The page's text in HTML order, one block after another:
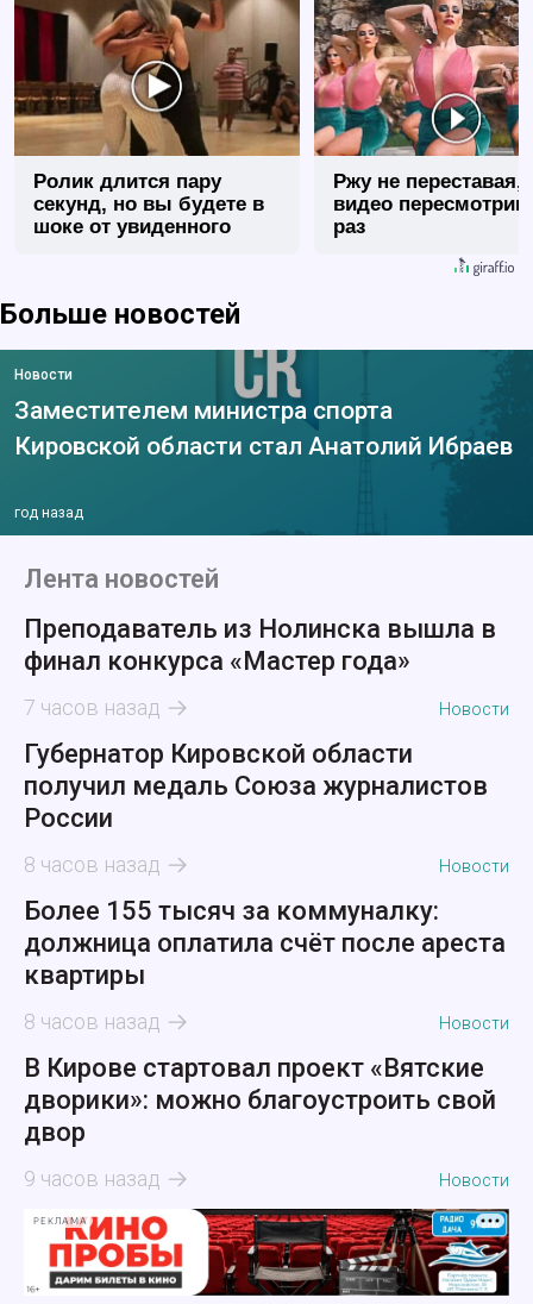
Ролик длится пару
секунд, но вы будете в
шоке от увиденного
Ржу не переставая,
видео
раз
Больше новостей
Новости
Заместителем министра спорта
Кировской области стал Анатолий Ибраев
год назад
Лента новостей
Преподаватель из Нолинска вышла в
финал конкурса «Мастер года»
7 часов назад Новости
Губернатор Кировской области
получил медаль Союза журналистов
России
8 часов назад Новости
Более 155 тысяч за коммуналку:
должница оплатила счёт после ареста
квартиры
8 часов назад Новости
В Кирове стартовал проект «Вятские
дворики»: можно благоустроить свой
двор
9 часов назад Новости
РЕКЛАМА